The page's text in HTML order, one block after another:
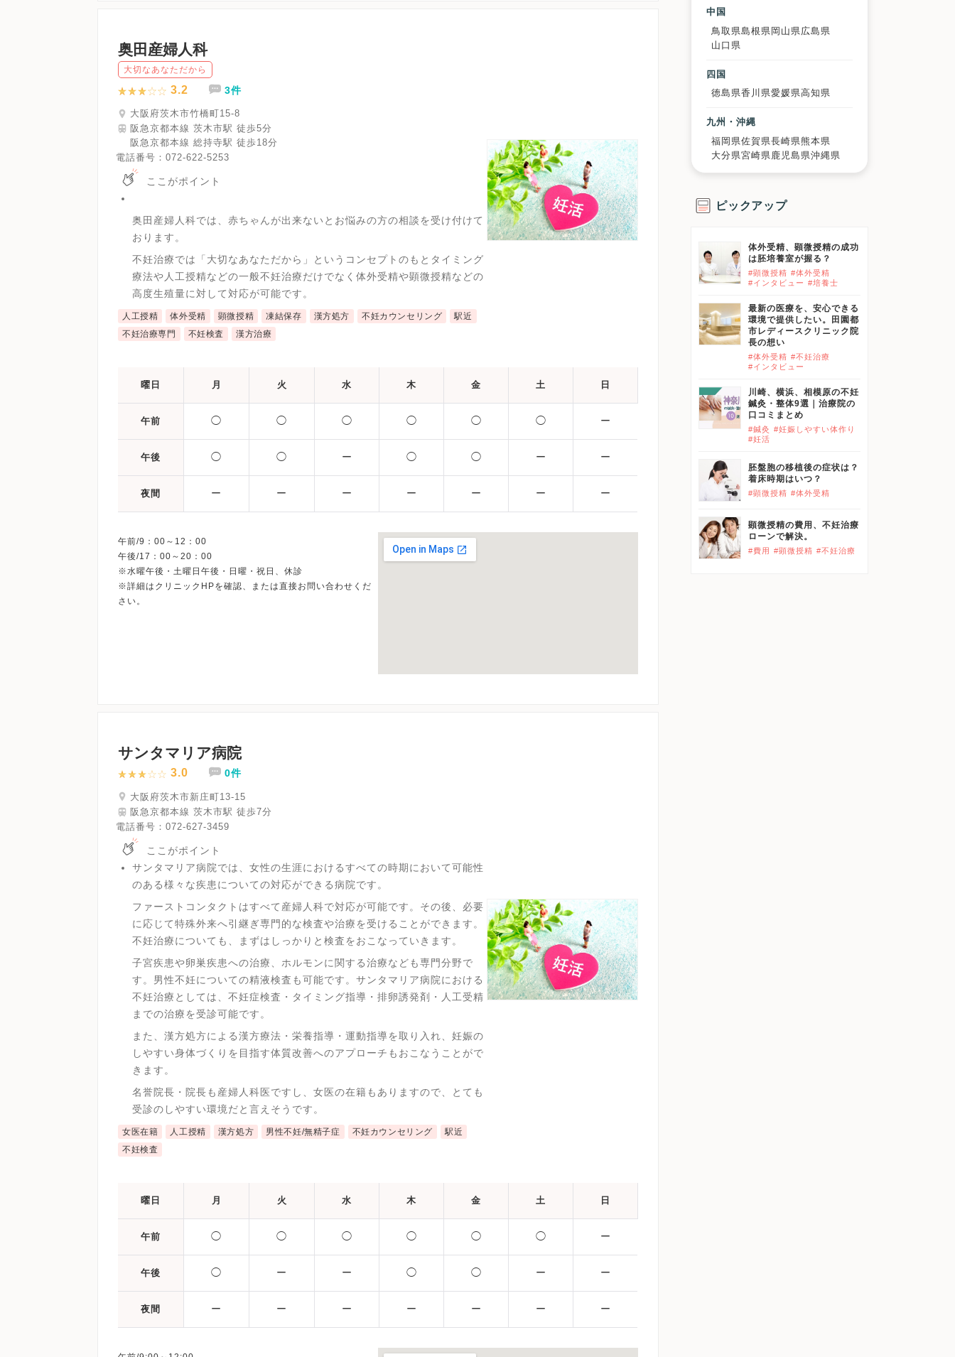
奥田産婦人科
大切なあなただから
3.2 3件
大阪府茨木市竹橋町15-8
阪急京都本線 茨木市駅 徒歩5分
阪急京都本線 総持寺駅 徒歩18分
電話番号： 072-622-5253
ここがポイント
奥田産婦人科では、赤ちゃんが出来ないとお悩みの方の相談を受け付けて
おります。
不妊治療では「大切なあなただから」というコンセプトのもとタイミング
療法や人工授精などの一般不妊治療だけでなく体外受精や顕微授精などの
高度生殖量に対して対応が可能です。
人工授精 体外受精 顕微授精 凍結保存 漢方処方 不妊カウンセリング
駅近
不妊治療専門
不妊検査 漢方治療
曜日 月 火 水 木 金 土 日
午前 ◯ ◯ ◯ ◯ ◯ ◯ ー
午後 ◯ ◯ ー ◯ ◯ ー ー
夜間 ー ー ー ー ー ー ー
午前/9：00～12：00
午後/17：00～20：00
※水曜午後・土曜日午後・日曜・祝日、休診
※詳細はクリニックHPを確認、または直接お問い合わせくだ
サンタマリア病院
3.0 0件
大阪府茨木市新庄町13-15
阪急京都本線 茨木市駅 徒歩7分
電話番号： 072-627-3459
ここがポイント
サンタマリア病院では、女性の生涯におけるすべての時期において可能性
のある様々な疾患についての対応ができる病院です。
ファーストコンタクトはすべて産婦人科で対応が可能です。その後、必要
に応じて特殊外来へ引継ぎ専門的な検査や治療を受けることができます。
不妊治療についても、まずはしっかりと検査をおこなっていきます。
子宮疾患や卵巣疾患への治療、ホルモンに関する治療なども専門分野で
す。男性不妊についての精液検査も可能です。サンタマリア病院における
不妊治療としては、不妊症検査・タイミング指導・排卵誘発剤・人工受精
までの治療を受診可能です。
また、漢方処方による漢方療法・栄養指導・運動指導を取り入れ、妊娠の
しやすい身体づくりを目指す体質改善へのアプローチもおこなうことがで
きます。
名誉院長・院長も産婦人科医ですし、女医の在籍もありますので、とても
受診のしやすい環境だと言えそうです。
女医在籍 人工授精 漢方処方 男性不妊/無精子症 不妊カウンセリング
駅近
不妊検査
曜日 月 火 水 木 金 土 日
午前 ◯ ◯ ◯ ◯ ◯ ◯ ー
午後 ◯ ー ー ◯ ◯ ー ー
夜間 ー ー ー ー ー ー ー
中国
鳥取県島根県 岡山県 広島県
山口県
四国
徳島県香川県愛媛県高知県
九州・沖縄
福岡県佐賀県長崎県 熊本県
大分県宮崎県 鹿児島県沖縄県
ピックアップ
体外受精、顕微授精の成功
は胚培養室が握る？
#顕微授精 #体外受精
#インタビュー #培養士
最新の医療を、安心できる
環境で提供したい。田園都
市レディースクリニック院
長の想い
#体外受精 #不妊治療
#インタビュー
川崎、横浜、相模原の不妊
鍼灸・整体9選｜治療院の
口コミまとめ
#鍼灸 #妊娠しやすい体作り
#妊活
胚盤胞の移植後の症状は？
着床時期はいつ？
#顕微授精 #体外受精
顕微授精の費用、不妊治療
ローンで解決。
#費用 #顕微授精 #不妊治療